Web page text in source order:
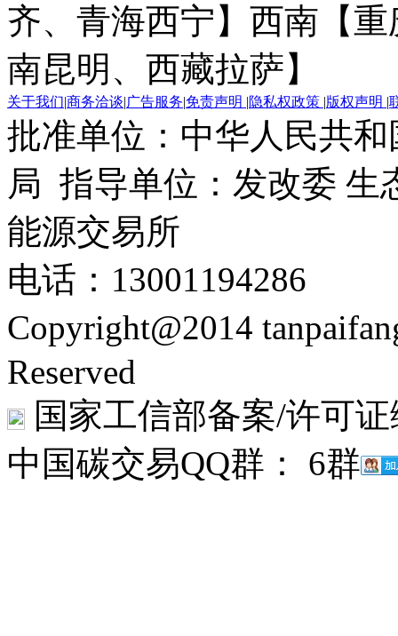
齐、青海西宁】 西南【
南昆明、西藏拉萨】
关于我们|商务洽谈|广告服务|免责声明 |隐私权政策 |版权声明 |
批准单位：中华人民共
局 指导单位：发改委 生
能源交易所
电话：13001194286
Copyright@2014
Reserved
国家工信部备案/许可
中国碳交易QQ群： 6群